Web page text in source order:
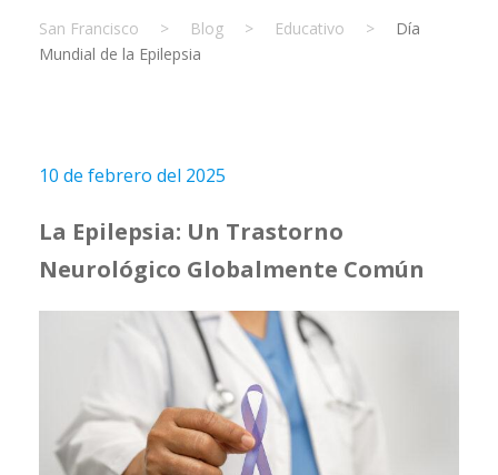
San Francisco > Blog > Educativo >
Día
Mundial de la Epilepsia
10 de febrero del 2025
La Epilepsia: Un Trastorno
Neurológico Globalmente Común